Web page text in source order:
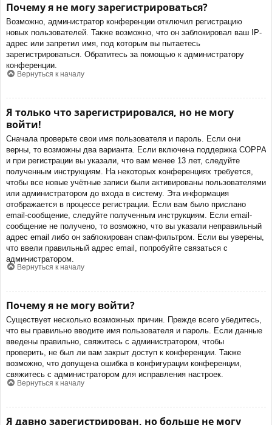
Почему я не могу зарегистрироваться?
Возможно, администратор конференции отключил регистрацию
новых пользователей. Также возможно, что он заблокировал ваш IP-
адрес или запретил имя, под которым вы пытаетесь
зарегистрироваться. Обратитесь за помощью к администратору
конференции.
Вернуться к началу
Я только что зарегистрировался, но не могу
войти!
Сначала проверьте свои имя пользователя и пароль. Если они
верны, то возможны два варианта. Если включена поддержка COPPA
и при регистрации вы указали, что вам менее 13 лет, следуйте
полученным инструкциям. На некоторых конференциях требуется,
чтобы все новые учётные записи были активированы пользователями
или администратором до входа в систему. Эта информация
отображается в процессе регистрации. Если вам было прислано
email-сообщение, следуйте полученным инструкциям. Если email-
сообщение не получено, то возможно, что вы указали неправильный
адрес email либо он заблокирован спам-фильтром. Если вы уверены,
что ввели правильный адрес email, попробуйте связаться с
администратором.
Вернуться к началу
Почему я не могу войти?
Существует несколько возможных причин. Прежде всего убедитесь,
что вы правильно вводите имя пользователя и пароль. Если данные
введены правильно, свяжитесь с администратором, чтобы
проверить, не был ли вам закрыт доступ к конференции. Также
возможно, что допущена ошибка в конфигурации конференции,
свяжитесь с администратором для исправления настроек.
Вернуться к началу
Я давно зарегистрирован, но больше не могу